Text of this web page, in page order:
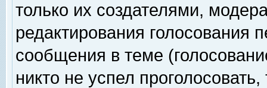
только их создателями,
редактирования голосования
сообщения в теме
никто не успел